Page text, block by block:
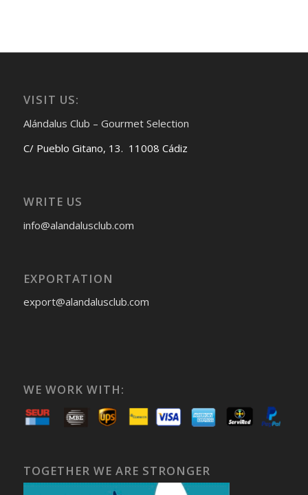
VISIT US:
Alándalus Club – Gourmet Selection
C/ Pueblo Gitano, 13. 11008 Cádiz
WRITE US
info@alandalusclub.com
EXPORTATION
export@alandalusclub.com
WE WORK WITH:
TOGETHER WE ARE STRONGER